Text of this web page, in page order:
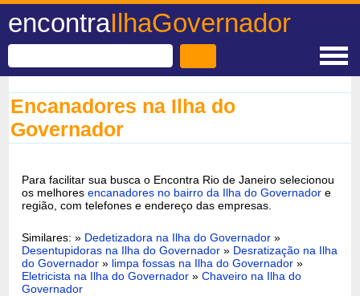
encontraIlhaGovernador
Encanadores na Ilha do
Governador
Para facilitar sua busca o Encontra Rio de Janeiro selecionou
os melhoresencanadores no bairro da Ilha do Governador e
região, com telefones e endereço das empresas.
Similares: » Dedetizadora na Ilha do Governador »
Desentupidoras na Ilha do Governador » Desratização na Ilha
do Governador » limpa fossas na Ilha do Governador »
Eletricista na Ilha do Governador »Chaveiro na Ilha do
Governador